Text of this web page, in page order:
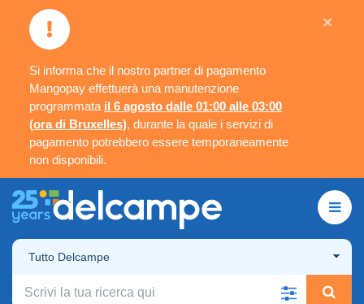
Si informa che il nostro partner di pagamento
Mangopay effettuerà una manutenzione
programmata il 6 agosto dalle 01:00 alle 03:00
(ora di Bruxelles), durante la quale i servizi di
pagamento potrebbero essere temporaneamente
non disponibili.
×
Tutto Delcampe